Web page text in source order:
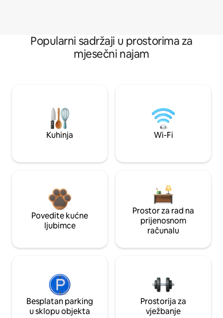
Popularni sadržaji u prostorima za
mjesečni najam
Kuhinja Wi-Fi
Povedite kućne
ljubimce
Prostor za rad na
prijenosnom
računalu
Besplatan parking
u sklopu objekta
Prostorija za
vježbanje